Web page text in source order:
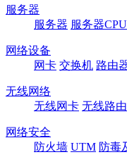
服务器
服务器 服务器CPU
网络设备
网卡 交换机 路由
无线网络
无线网卡 无线路
网络安全
防火墙 UTM 防毒